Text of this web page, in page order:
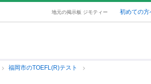
地元の掲示板 ジモティー 初めての方
福岡市のTOEFL(R)テスト